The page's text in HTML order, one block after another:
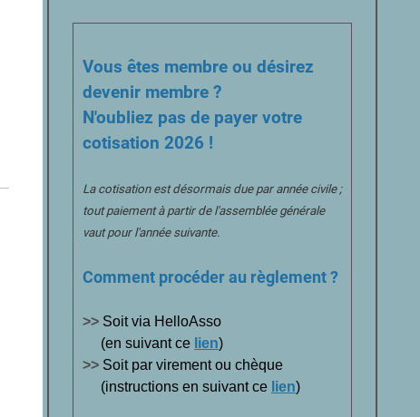
Vous êtes membre ou désirez
devenir membre ?
N'oubliez pas de payer votre
cotisation 2026 !
La cotisation est désormais due par année civile ;
tout paiement à partir de l'assemblée générale
vaut pour l'année suivante.
Comment procéder au règlement ?
>> Soit via HelloAsso
(en suivant ce lien)
>> Soit par virement ou chèque
(instructions en suivant ce lien)